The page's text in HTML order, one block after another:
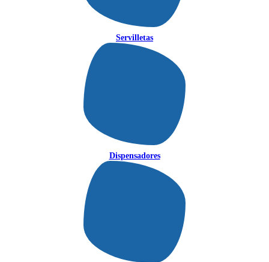
Servilletas
Dispensadores